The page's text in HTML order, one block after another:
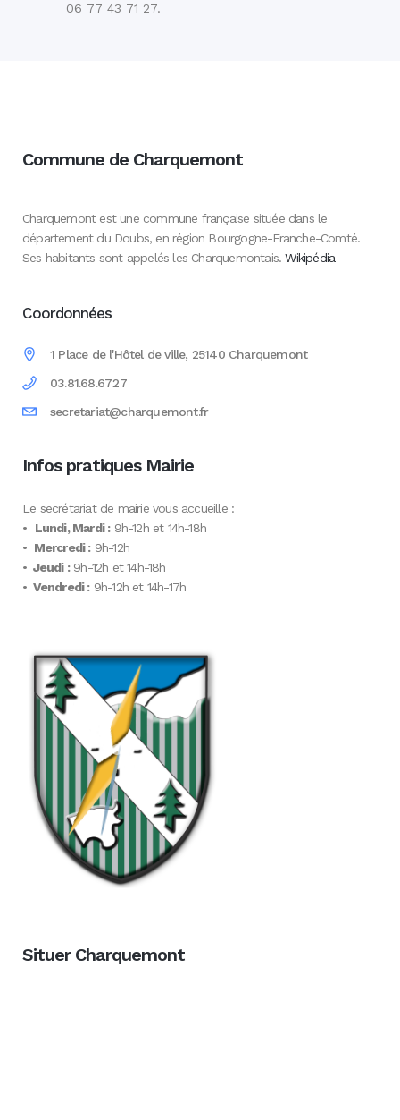
06 77 43 71 27.
Commune de Charquemont
Charquemont est une commune française située dans le
département du Doubs, en région Bourgogne-Franche-Comté.
Ses habitants sont appelés les Charquemontais.Wikipédia
Coordonnées
1 Place de l'Hôtel de ville, 25140 Charquemont
03.81.68.67.27
secretariat@charquemont.fr
Infos pratiques Mairie
Le secrétariat de mairie vous accueille :
• Lundi, Mardi :9h-12h et 14h-18h
• Mercredi :9h-12h
• Jeudi :9h-12h et 14h-18h
• Vendredi :9h-12h et 14h-17h
Situer Charquemont